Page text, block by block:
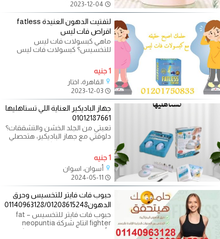
لتفتيت الدهون العنيدة fatless
اقراص فات ليس
ماهي كبسولات فات ليس
للتخسيس؟ كبسولات فات ليس
من أقوى المنتجات في
1 جنيه
القاهرة، اختار
جهاز الباديكير العناية اللي تستاهليها
01012187661
تعبتي من الجلد الخشن والتشققات؟
دلوقتي مع جهاز الباديكير، هتحصلي
على نعومة ونظافة كاملة لإيدك
1 جنيه
أسوان، اسوان
حبوب فات فايتر للتخسيس وحرق
الدهون01140963128/01208615248
حبوب فات فايتر للتخسيس – fat
fighter انتاج شركة neopuntia
الألمانية للمساعدة على سد الشهية